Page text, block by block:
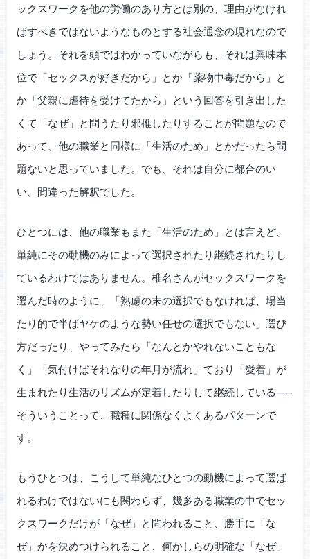
ックスワークを他の労働のあり方とは別の、理由がなけれ
ばすべきではないようなものとする社会通念の現れなので
しょう。それを頭ではわかっていながらも、それは興味本
位で「セックスが好きだから」とか「薬物中毒だから」と
か「父親に虐待を受けてたから」という回答を引き出した
くて「なぜ」と問うたり邪推したりすることが問題なので
あって、他の職業と同様に「生活のため」とかだったら問
題ないと思っていました。でも、それは自分に都合のい
い、間違った解釈でした。
ひとつには、他の職業もまた「生活のため」とは言えど、
単純にその動機のみによって選択されたり継続されたりし
ているわけではありません。椎名さんがセックスワークを
選んだ時のように、「熟慮の末の選択でもなければ、場当
たり的で半ばヤケのような勢い任せの選択でもない」選び
方だったり、やってみたら「なんとかやれないこともな
く」「気付けばそれなりの年月が流れ」ており「愛着」が
生まれたり生活のリズムが定着したりして継続している——
そういうことって、職種に関係なくよくあるパターンで
す。
もうひとつは、こうして単純なひとつの動機によって選ば
れるわけではないにも関わらず、幾多ある職業の中でセッ
クスワークだけが「なぜ」と問われること、勝手に「な
ぜ」かを決めつけられること、何かしらの明確な「なぜ」